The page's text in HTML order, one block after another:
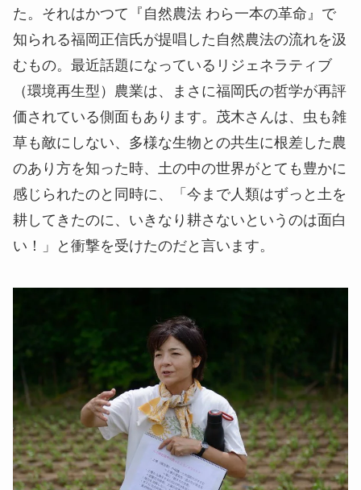
た。それはかつて『自然農法 わら一本の革命』で
知られる福岡正信氏が提唱した自然農法の流れを汲
むもの。最近話題になっているリジェネラティブ
（環境再生型）農業は、まさに福岡氏の哲学が再評
価されている側面もあります。茂木さんは、虫も雑
草も敵にしない、多様な生物との共生に根差した農
のあり方を知った時、土の中の世界がとても豊かに
感じられたのと同時に、「今まで人類はずっと土を
耕してきたのに、いきなり耕さないというのは面白
い！」と衝撃を受けたのだと言います。